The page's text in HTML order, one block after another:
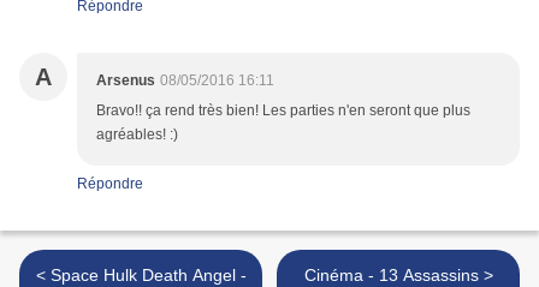
Répondre
A Arsenus 08/05/2016 16:11
Bravo!! ça rend très bien! Les parties n'en seront que plus
agréables! :)
Répondre
< Space Hulk Death Angel -
Cinéma - 13 Assassins >